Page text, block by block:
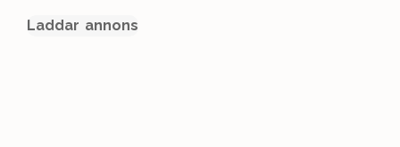
Laddar annons